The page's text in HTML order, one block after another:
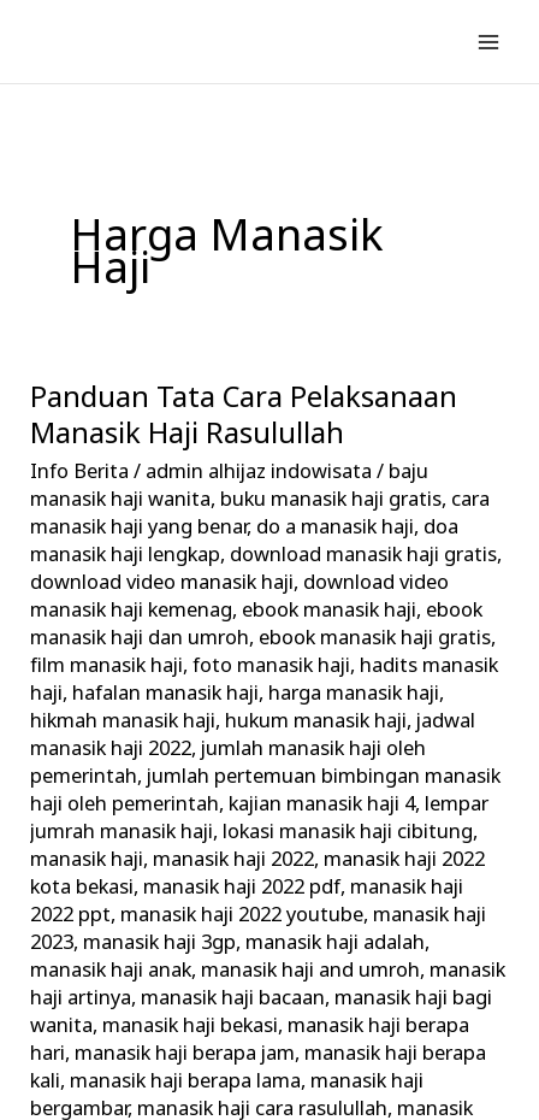
konten
Harga Manasik
Haji
Panduan Tata Cara Pelaksanaan
Manasik Haji Rasulullah
Info Berita / admin alhijaz indowisata/ baju
manasik haji wanita, buku manasik haji gratis, cara
manasik haji yang benar, do a manasik haji, doa
manasik haji lengkap, download manasik haji gratis,
download video manasik haji, download video
manasik haji kemenag, ebook manasik haji, ebook
manasik haji dan umroh, ebook manasik haji gratis,
film manasik haji,foto manasik haji, hadits manasik
haji, hafalan manasik haji, harga manasik haji,
hikmah manasik haji, hukum manasik haji, jadwal
manasik haji 2022, jumlah manasik haji oleh
pemerintah, jumlah pertemuan bimbingan manasik
haji oleh pemerintah, kajian manasik haji 4, lempar
jumrah manasik haji, lokasi manasik haji cibitung,
manasik haji, manasik haji 2022, manasik haji 2022
kota bekasi, manasik haji 2022 pdf, manasik haji
2022 ppt, manasik haji 2022 youtube, manasik haji
2023, manasik haji 3gp, manasik haji adalah,
manasik haji anak, manasik haji and umroh, manasik
haji artinya, manasik haji bacaan, manasik haji bagi
wanita, manasik haji bekasi, manasik haji berapa
hari, manasik haji berapa jam, manasik haji berapa
kali, manasik haji berapa lama, manasik haji
bergambar, manasik haji cara rasulullah, manasik
Panduan
Tata
Cara
Pelaksanaan
Manasik
Haji
Rasulullah